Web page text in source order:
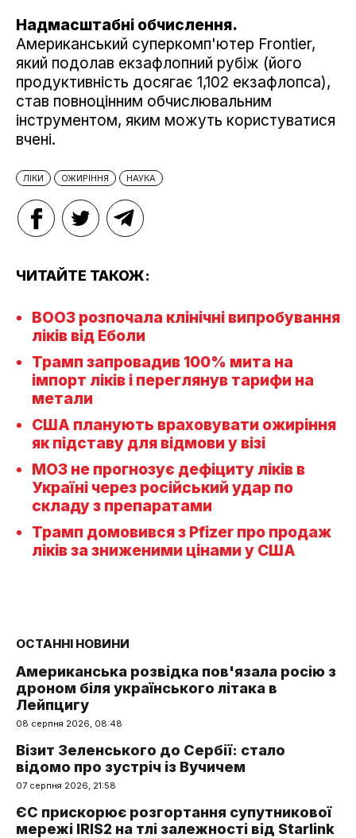
Надмасштабні обчислення.
Американський суперкомп'ютер Frontier,
який подолав екзафлопний рубіж (його
продуктивність досягає 1,102 екзафлопса),
став повноцінним обчислювальним
інструментом, яким можуть користуватися
вчені.
ЛІКИ ОЖИРІННЯ НАУКА
ЧИТАЙТЕ ТАКОЖ:
ВООЗ розпочала клінічні випробування
ліків від Еболи
Трамп запровадив 100% мита на
імпорт ліків і переглянув тарифи на
метали
США планують враховувати ожиріння
як підставу для відмови у візі
МОЗ не прогнозує дефіциту ліків в
Україні через російський удар по
складу з препаратами
Трамп домовився з Pfizer про продаж
ліків за зниженими цінами у США
ОСТАННІ НОВИНИ
Американська розвідка пов'язала росію з
дроном біля українського літака в
Лейпцигу
08 серпня 2026, 08:48
Візит Зеленського до Сербії: стало
відомо про зустріч із Вучичем
07 серпня 2026, 21:58
ЄС прискорює розгортання супутникової
мережі IRIS2 на тлі залежності від Starlink